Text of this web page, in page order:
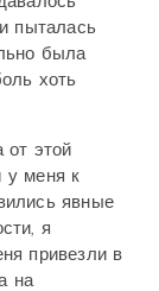
пыталась
была
хоть
от этой
у меня к
явные
я
привезли в
на